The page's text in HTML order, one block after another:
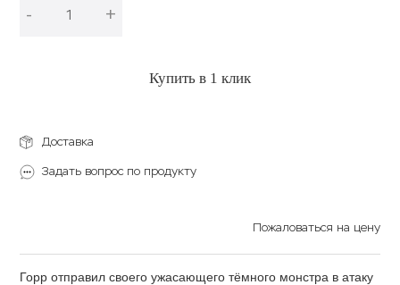
- +
Купить в 1 клик
Доставка
Задать вопрос по продукту
Пожаловаться на цену
Горр отправил своего ужасающего тёмного монстра в атаку